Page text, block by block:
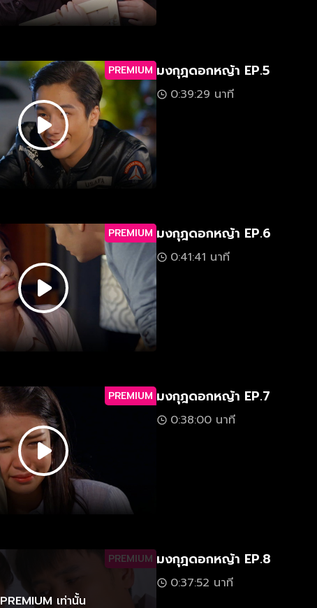
PREMIUM มงกุฎดอกหญ้า EP.5
0:39:29 นาที
PREMIUM มงกุฎดอกหญ้า EP.6
0:41:41 นาที
PREMIUM มงกุฎดอกหญ้า EP.7
0:38:00 นาที
PREMIUM
PREMIUM เท่านั้น
มงกุฎดอกหญ้า EP.8
0:37:52 นาที